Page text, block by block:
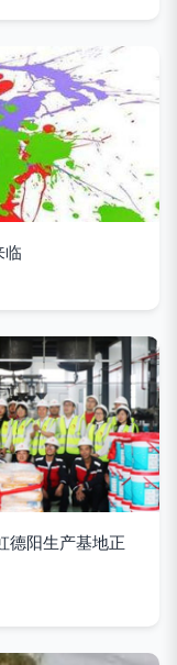
临
德阳生产基地正